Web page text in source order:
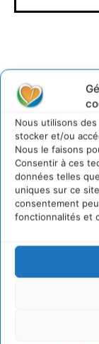
Nous utilisons
stocker et/ou
Nous le faisons
Consentir à ces
données telles
uniques sur ce
consentement
fonctionnalités et
Lire
Soutenir un
socio-
6 août 2026
S’inspirer
5 août 2026
IPBES : le «
entreprises
Comment